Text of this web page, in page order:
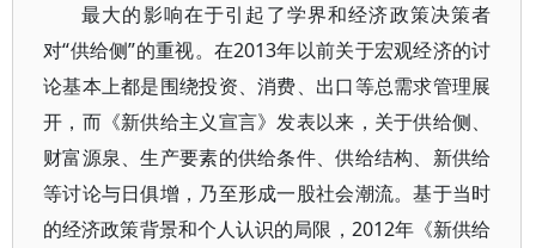
最大的影响在于引起了学界和经济政策决策者
对“供给侧”的重视。在2013年以前关于宏观经济的讨
论基本上都是围绕投资、消费、出口等总需求管理展
开，而《新供给主义宣言》发表以来，关于供给侧、
财富源泉、生产要素的供给条件、供给结构、新供给
等讨论与日俱增，乃至形成一股社会潮流。基于当时
的经济政策背景和个人认识的局限，2012年《新供给